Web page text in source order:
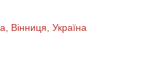
Вінниця, Україна